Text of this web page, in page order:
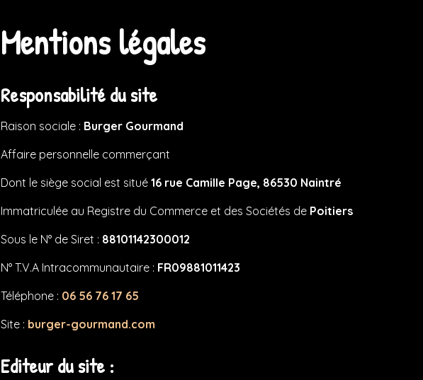
Mentions légales
Responsabilité du site
Raison sociale : Burger Gourmand
Affaire personnelle commerçant
Dont le siège social est situé 16 rue Camille Page, 86530 Naintré
Immatriculée au Registre du Commerce et des Sociétés de Poitiers
Sous le N° de Siret : 88101142300012
N° T.V.A Intracommunautaire : FR09881011423
Téléphone : 06 56 76 17 65
Site : burger-gourmand.com
Editeur du site :